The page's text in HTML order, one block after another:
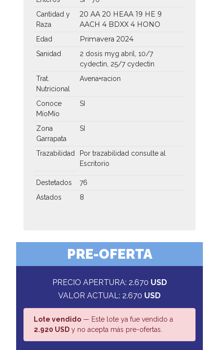
Cantidad y
Raza
20 AA 20 HEAA 19 HE 9
AACH 4 BDXX 4 HONO
Edad Primavera 2024
Sanidad
2 dosis myg abril, 10/7
cydectin, 25/7 cydectin
Trat.
Nutricional
Avena+racion
Conoce
MíoMío
SI
Zona
Garrapata
SI
Trazabilidad
Por trazabilidad consulte al
Escritorio
Destetados
76
Astados
8
PRE-OFERTA
PRECIO APERTURA: 2.670 USD
VALOR ACTUAL: 2.670 USD
Lote vendido — Este lote ya fue vendido a
2.920 USD y no acepta más pre-ofertas.